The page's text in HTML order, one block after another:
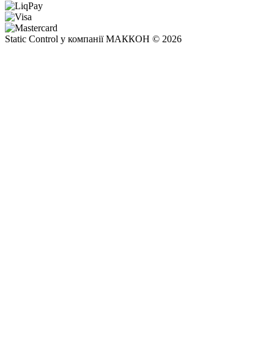
Static Control у компанії МАККОН © 2026